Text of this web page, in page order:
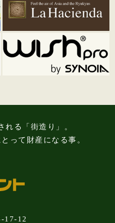
れる「街造り」。
って財産になる事。
17-12